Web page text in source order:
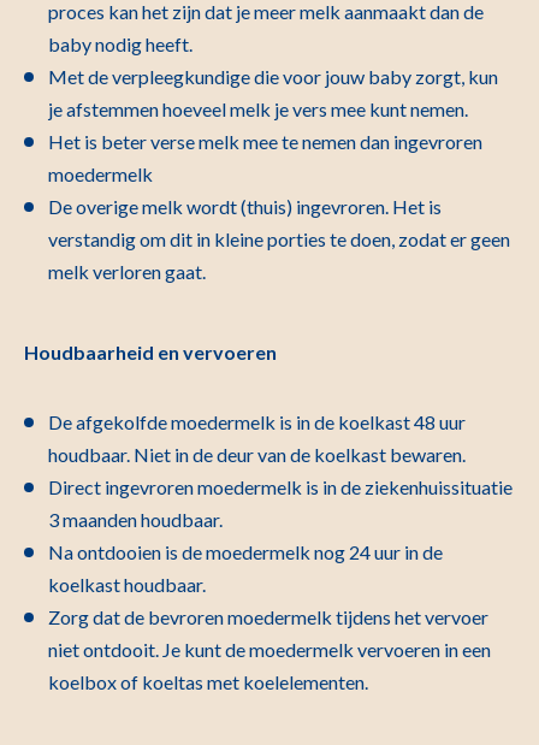
proces kan het zijn dat je meer melk aanmaakt dan de
baby nodig heeft.
Met de verpleegkundige die voor jouw baby zorgt, kun
je afstemmen hoeveel melk je vers mee kunt nemen.
Het is beter verse melk mee te nemen dan ingevroren
moedermelk
De overige melk wordt (thuis) ingevroren. Het is
verstandig om dit in kleine porties te doen, zodat er geen
melk verloren gaat.
Houdbaarheid en vervoeren
De afgekolfde moedermelk is in de koelkast 48 uur
houdbaar. Niet in de deur van de koelkast bewaren.
Direct ingevroren moedermelk is in de ziekenhuissituatie
3 maanden houdbaar.
Na ontdooien is de moedermelk nog 24 uur in de
koelkast houdbaar.
Zorg dat de bevroren moedermelk tijdens het vervoer
niet ontdooit. Je kunt de moedermelk vervoeren in een
koelbox of koeltas met koelelementen.